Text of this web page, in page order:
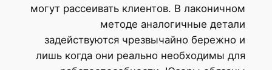
могут рассеивать клиентов. В лаконичном
методе аналогичные детали
задействуются чрезвычайно бережно и
лишь когда они реально необходимы для